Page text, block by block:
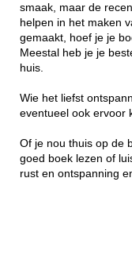
smaak, maar de
helpen in het maken
gemaakt, hoef je je
Meestal heb je je
huis.
Wie het liefst
eventueel ook ervoor
Of je nou thuis op de
goed boek lezen of
rust en ontspanning